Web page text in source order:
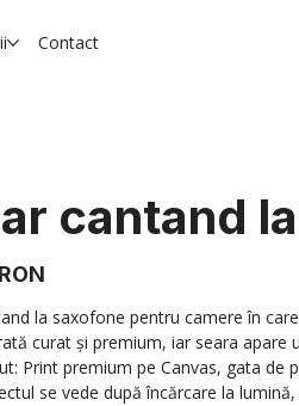
Contact
cantand
la saxofone pentru camere în
curat și premium, iar seara apare
Print premium pe Canvas, gata de
se vede după încărcare la